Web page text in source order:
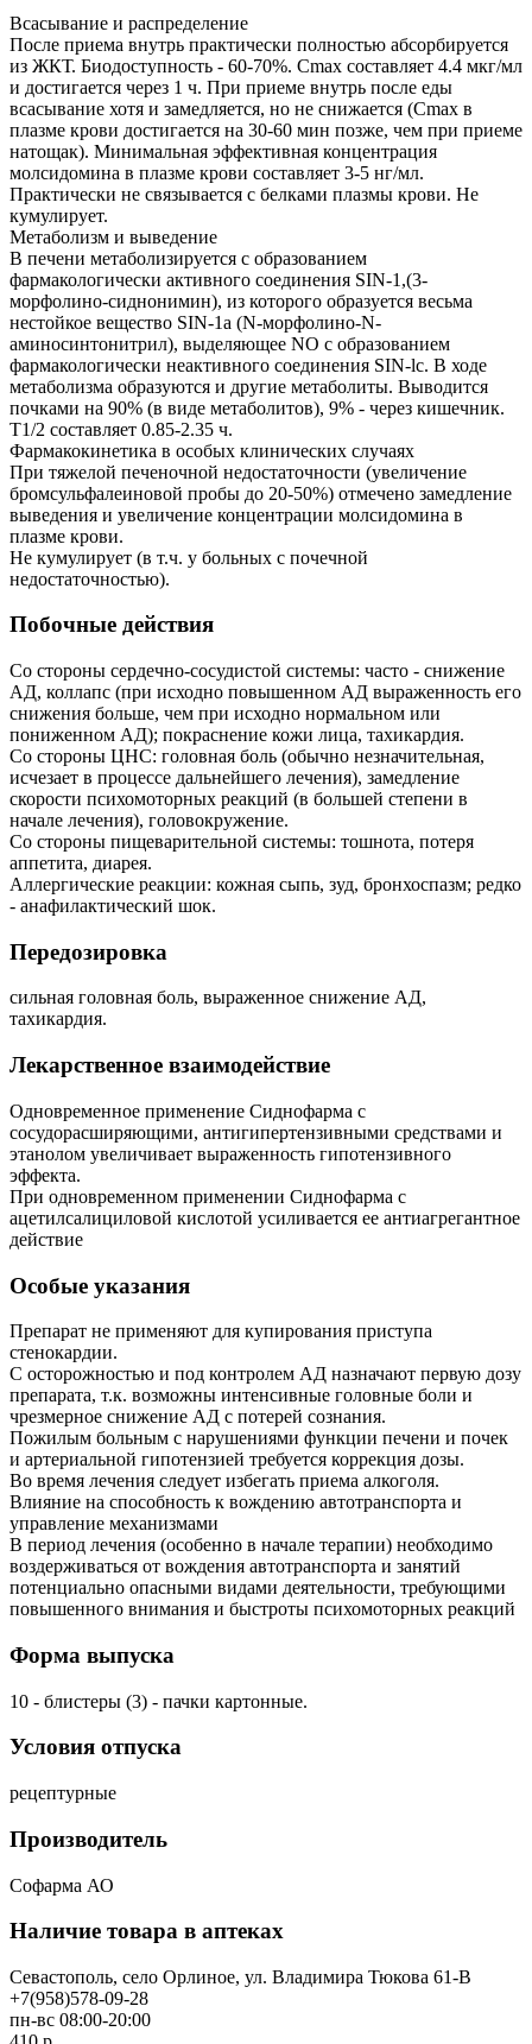
Всасывание и распределение
После приема внутрь практически полностью абсорбируется
из ЖКТ. Биодоступность - 60-70%. Cmax составляет 4.4 мкг/мл
и достигается через 1 ч. При приеме внутрь после еды
всасывание хотя и замедляется, но не снижается (Cmax в
плазме крови достигается на 30-60 мин позже, чем при приеме
натощак). Минимальная эффективная концентрация
молсидомина в плазме крови составляет 3-5 нг/мл.
Практически не связывается с белками плазмы крови. Не
кумулирует.
Метаболизм и выведение
В печени метаболизируется с образованием
фармакологически активного соединения SIN-1,(3-
морфолино-сиднонимин), из которого образуется весьма
нестойкое вещество SIN-1а (N-морфолино-N-
аминосинтонитрил), выделяющее NO с образованием
фармакологически неактивного соединения SIN-lc. В ходе
метаболизма образуются и другие метаболиты. Выводится
почками на 90% (в виде метаболитов), 9% - через кишечник.
T1/2 составляет 0.85-2.35 ч.
Фармакокинетика в особых клинических случаях
При тяжелой печеночной недостаточности (увеличение
бромсульфалеиновой пробы до 20-50%) отмечено замедление
выведения и увеличение концентрации молсидомина в
плазме крови.
Не кумулирует (в т.ч. у больных с почечной
недостаточностью).
Побочные действия
Со стороны сердечно-сосудистой системы: часто - снижение
АД, коллапс (при исходно повышенном АД выраженность его
снижения больше, чем при исходно нормальном или
пониженном АД); покраснение кожи лица, тахикардия.
Со стороны ЦНС: головная боль (обычно незначительная,
исчезает в процессе дальнейшего лечения), замедление
скорости психомоторных реакций (в большей степени в
начале лечения), головокружение.
Со стороны пищеварительной системы: тошнота, потеря
аппетита, диарея.
Аллергические реакции: кожная сыпь, зуд, бронхоспазм; редко
- анафилактический шок.
Передозировка
сильная головная боль, выраженное снижение АД,
тахикардия.
Лекарственное взаимодействие
Одновременное применение Сиднофарма с
сосудорасширяющими, антигипертензивными средствами и
этанолом увеличивает выраженность гипотензивного
эффекта.
При одновременном применении Сиднофарма с
ацетилсалициловой кислотой усиливается ее антиагрегантное
действие
Особые указания
Препарат не применяют для купирования приступа
стенокардии.
С осторожностью и под контролем АД назначают первую дозу
препарата, т.к. возможны интенсивные головные боли и
чрезмерное снижение АД с потерей сознания.
Пожилым больным с нарушениями функции печени и почек
и артериальной гипотензией требуется коррекция дозы.
Во время лечения следует избегать приема алкоголя.
Влияние на способность к вождению автотранспорта и
управление механизмами
В период лечения (особенно в начале терапии) необходимо
воздерживаться от вождения автотранспорта и занятий
потенциально опасными видами деятельности, требующими
повышенного внимания и быстроты психомоторных реакций
Форма выпуска
10 - блистеры (3) - пачки картонные.
Условия отпуска
рецептурные
Производитель
Софарма АО
Наличие товара в аптеках
Севастополь, село Орлиное, ул. Владимира Тюкова 61-В
+7(958)578-09-28
пн-вс 08:00-20:00